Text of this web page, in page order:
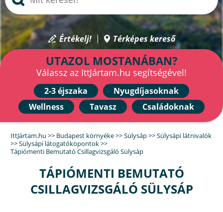
Értékelj! Térképes kereső
UTAZOL MOSTANÁBAN?
Válassz az IttJártam.hu segítségével!
2-3 éjszaka
Nyugdíjasoknak
Wellness
Tavasz Családoknak
IttJártam.hu >> Budapest környéke>>Sülysáp>>Sülysápi látnivalók
>>Sülysápi látogatóköpontok>>
Tápiómenti Bemutató Csillagvizsgáló Sülysáp
TÁPIÓMENTI BEMUTATÓ
CSILLAGVIZSGÁLÓ SÜLYSÁP